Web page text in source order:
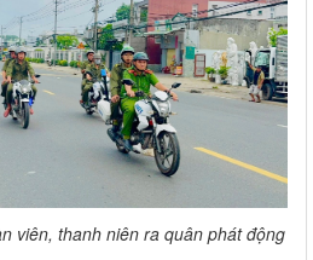
viên, thanh niên ra quân phát động